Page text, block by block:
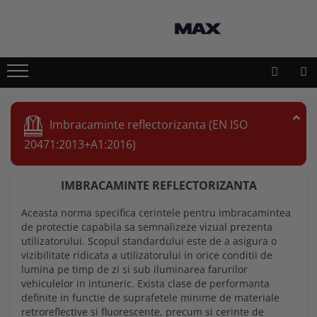
Imbracaminte lucru
Geci
Camasi
Bluze si hanorace
Caciuli si gulere
Pantaloni si salopete
Pelerine
Veste
Unelte gradinarit
Atomizoare si stropitori
Cultivatoare
Seturi unelte gradinarit
Plantatoare
Foarfeci gradinarit
Accesorii gradinarit
Macete si seceri
Furci si greble
Imbracaminte reflectorizanta (EN ISO
20471:2013+A1:2016)
IMBRACAMINTE REFLECTORIZANTA
Aceasta norma specifica cerintele pentru imbracamintea
de protectie capabila sa semnalizeze vizual prezenta
utilizatorului. Scopul standardului este de a asigura o
vizibilitate ridicata a utilizatorului in orice conditii de
lumina pe timp de zi si sub iluminarea farurilor
vehiculelor in intuneric. Exista clase de performanta
definite in functie de suprafetele minime de materiale
retroreflective si fluorescente, precum si cerinte de